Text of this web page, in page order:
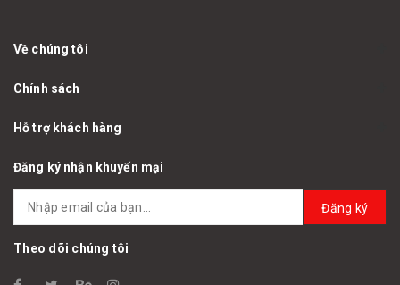
Về chúng tôi
Chính sách
Hỗ trợ khách hàng
Đăng ký nhận khuyến mại
Đăng ký
Theo dõi chúng tôi